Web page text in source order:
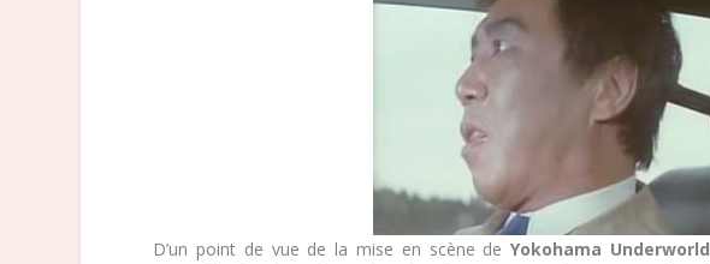
D’un point de vue de la mise en scène deYokohama Underworld